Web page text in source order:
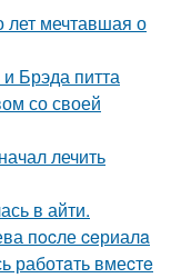
лет мечтавшая о
Брэда питта
со своей
лечить
в айти.
пocле ceриалa
работaть вмеcтe